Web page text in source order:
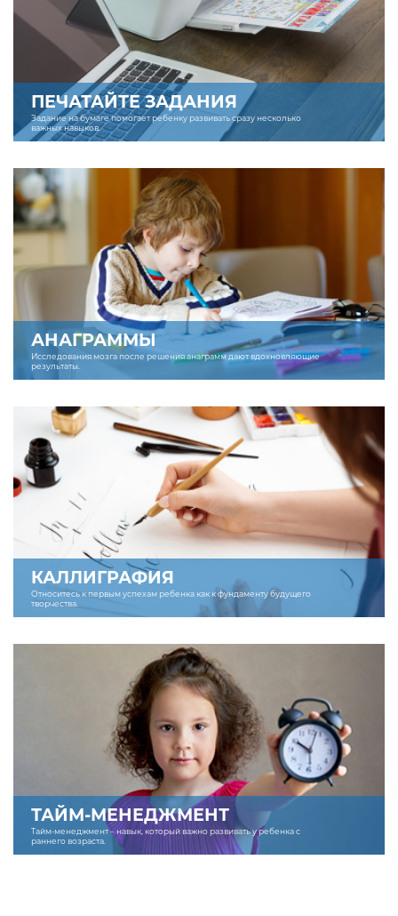
ПЕЧАТАЙТЕ ЗАДАНИЯ
Задание на бумаге помогает ребенку развивать сразу несколько
важных навыков.
АНАГРАММЫ
Исследования мозга после решения анаграмм дают вдохновляющие
результаты.
КАЛЛИГРАФИЯ
Относитесь к первым успехам ребенка как к фундаменту будущего
творчества.
ТАЙМ-МЕНЕДЖМЕНТ
Тайм-менеджмент – навык, который важно развивать у ребенка с
раннего возраста.